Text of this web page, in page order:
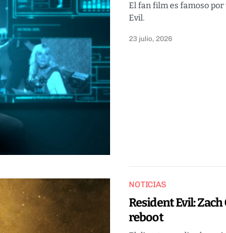
El fan film es famoso
Evil.
23 julio, 2026
NOTICIAS
Resident Evil:
reboot